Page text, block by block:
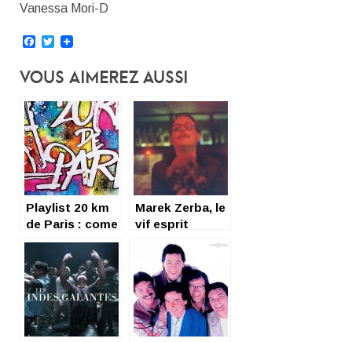
Vanessa Mori-D
Facebook
Twitter
Vous Aimerez Aussi
Playlist 20 km
de Paris : come
on !!!
Marek Zerba, le
vif esprit